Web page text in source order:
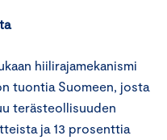
hiilirajamekanismi
tuontia Suomeen, josta
terästeollisuuden
ja 13 prosenttia